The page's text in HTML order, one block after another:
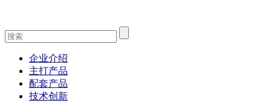
企业介绍
主打产品
配套产品
技术创新